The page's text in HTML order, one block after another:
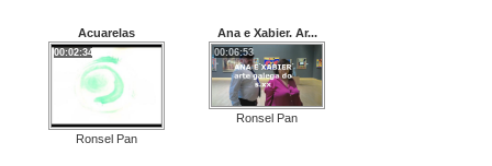
Acuarelas
00:02:34
Ronsel Pan
Ana e Xabier. Ar...
00:06:53
Ronsel Pan